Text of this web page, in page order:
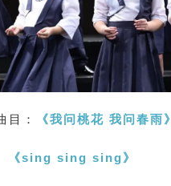
目： 《我问桃花 我问春雨》
《sing sing sing》